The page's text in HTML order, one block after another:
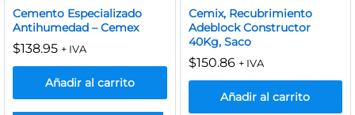
Cemento Especializado
Antihumedad – Cemex
$138.95 + IVA
Añadir al carrito
Cemix, Recubrimiento
Adeblock Constructor
40Kg, Saco
$150.86 + IVA
Añadir al carrito